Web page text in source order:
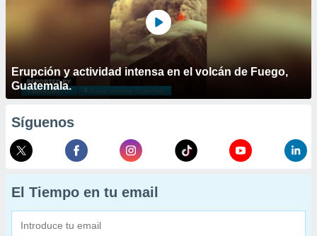
Erupción y actividad intensa en el volcán de Fuego,
Guatemala.
Síguenos
El Tiempo en tu email